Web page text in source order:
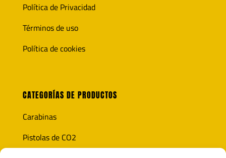
Política de Privacidad
Términos de uso
Política de cookies
CATEGORÍAS DE PRODUCTOS
Carabinas
Pistolas de CO2